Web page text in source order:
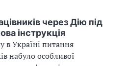
через Дію під
інструкція
в Україні питання
набуло особливої